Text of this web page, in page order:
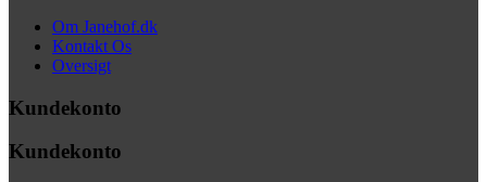
Om Janehof.dk
Kontakt Os
Oversigt
Kundekonto
Kundekonto